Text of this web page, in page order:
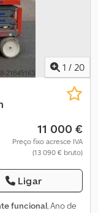
disponível
Totalmente
1 / 20
11 000 €
Preço fixo acresce IVA
(13 090 € bruto)
Ligar
funcional, Ano de